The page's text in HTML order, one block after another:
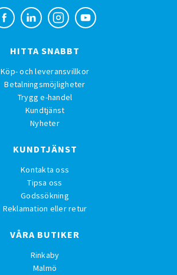
HITTA SNABBT
Köp- och leveransvillkor
Betalningsmöjligheter
Trygg e-handel
Kundtjänst
Nyheter
KUNDTJÄNST
Kontakta oss
Tipsa oss
Godssökning
Reklamation eller retur
VÅRA BUTIKER
Rinkaby
Malmö